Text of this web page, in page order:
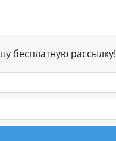
бесплатную рассылку!